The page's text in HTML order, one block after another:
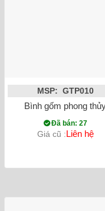
MSP: GTP010
Bình gốm phong
Đã bán: 27
Giá cũ :Liên hệ